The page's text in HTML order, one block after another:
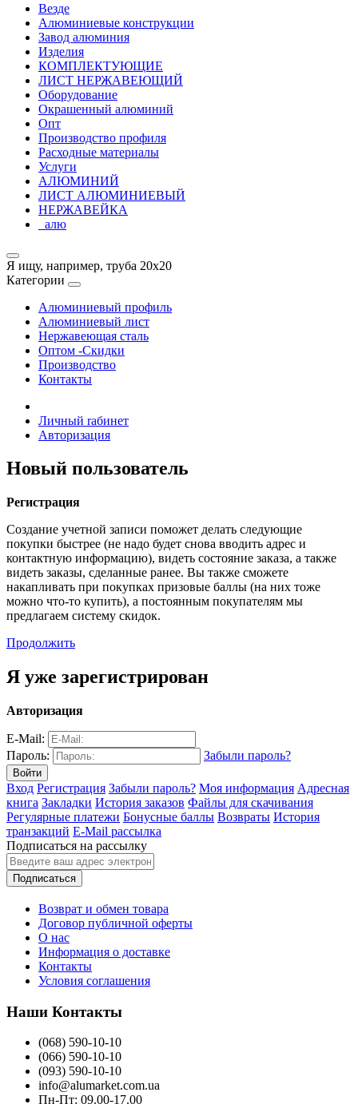
Везде
Алюминиевые конструкции
Завод алюминия
Изделия
КОМПЛЕКТУЮЩИЕ
ЛИСТ НЕРЖАВЕЮЩИЙ
Оборудование
Окрашенный алюминий
Опт
Производство профиля
Расходные материалы
Услуги
АЛЮМИНИЙ
ЛИСТ АЛЮМИНИЕВЫЙ
НЕРЖАВЕЙКА
_алю
Я ищу, например, труба 20х20
Категории
Алюминиевый профиль
Алюминиевый лист
Нержавеющая сталь
Оптом -Скидки
Производство
Контакты
Личный rабинет
Авторизация
Новый пользователь
Регистрация
Создание учетной записи поможет делать следующие
покупки быстрее (не надо будет снова вводить адрес и
контактную информацию), видеть состояние заказа, а также
видеть заказы, сделанные ранее. Вы также сможете
накапливать при покупках призовые баллы (на них тоже
можно что-то купить), а постоянным покупателям мы
предлагаем систему скидок.
Продолжить
Я уже зарегистрирован
Авторизация
E-Mail:
Пароль:
Забыли пароль?
Вход Регистрация Забыли пароль? Моя информация Адресная
книга Закладки История заказов Файлы для скачивания
Регулярные платежи Бонусные баллы Возвраты История
транзакций E-Mail рассылка
Подписаться на рассылку
Подписаться
Возврат и обмен товара
Договор публичной оферты
О нас
Информация о доставке
Контакты
Условия соглашения
Наши Контакты
(068) 590-10-10
(066) 590-10-10
(093) 590-10-10
info@alumarket.com.ua
Пн-Пт: 09.00-17.00